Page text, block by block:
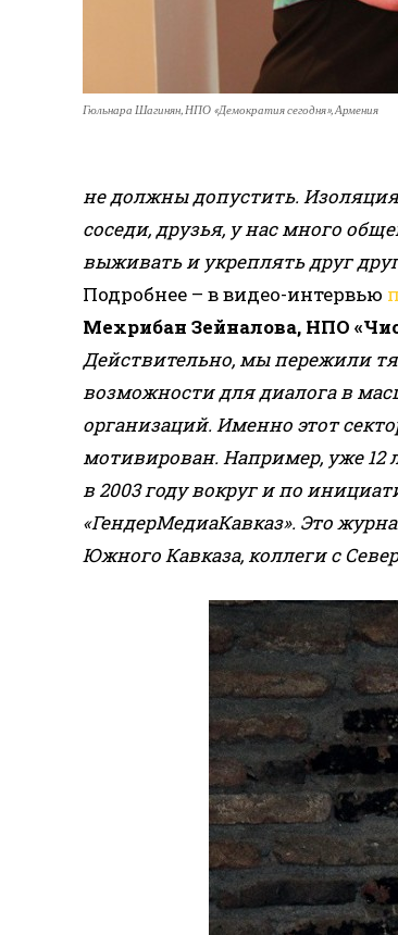
Гюльнара Шагинян, НПО «Демократия сегодня», Армения
не должны допустить.
соседи, друзья, у нас много
выживать и укреплять друг
Подробнее – в видео-интервью
Мехрибан Зейналова, НПО
Действительно, мы пережили
возможности для диалога в
организаций. Именно этот
мотивирован. Например, уже 12
в 2003 году вокруг и по
«ГендерМедиаКавказ». Это
Южного Кавказа, коллеги с